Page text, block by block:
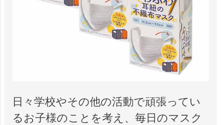
日々学校やその他の活動で頑張ってい
るお子様のことを考え、毎日のマスク